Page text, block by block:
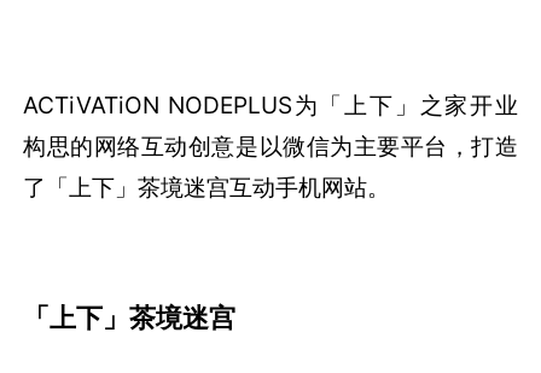
ACTiVATiON NODEPLUS为「上下」之家开业
构思的网络互动创意是以微信为主要平台，打造
了「上下」茶境迷宫互动手机网站。
「上下」茶境迷宫